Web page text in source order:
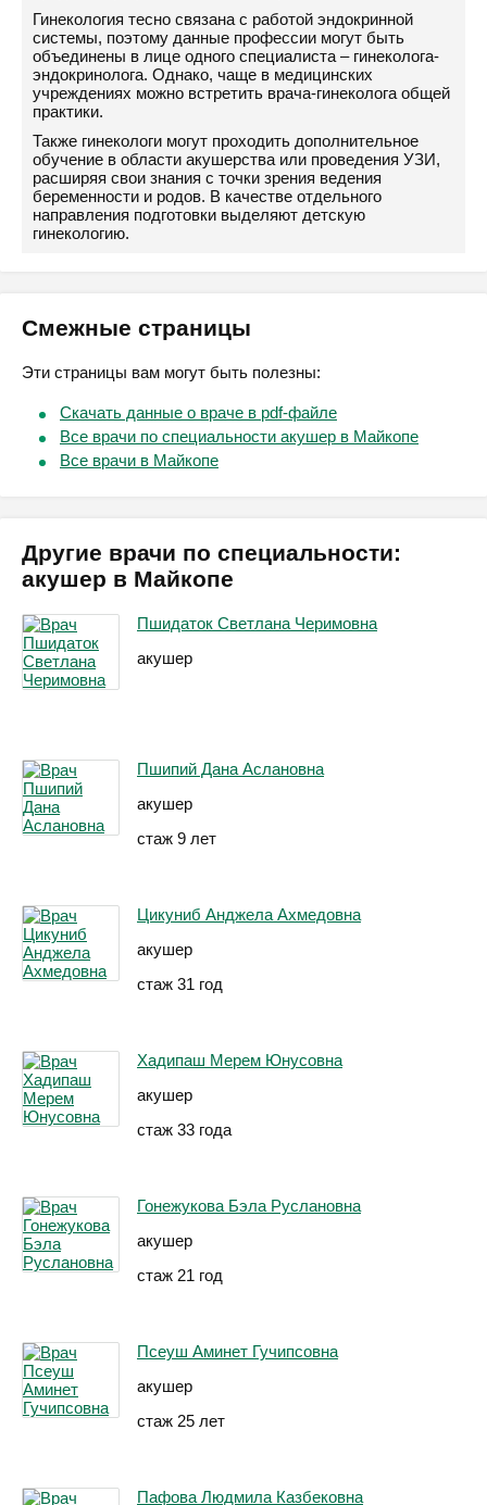
Гинекология тесно связана с работой эндокринной
системы, поэтому данные профессии могут быть
объединены в лице одного специалиста – гинеколога-
эндокринолога. Однако, чаще в медицинских
учреждениях можно встретить врача-гинеколога общей
практики.
Также гинекологи могут проходить дополнительное
обучение в области акушерства или проведения УЗИ,
расширяя свои знания с точки зрения ведения
беременности и родов. В качестве отдельного
направления подготовки выделяют детскую
гинекологию.
Смежные страницы
Эти страницы вам могут быть полезны:
Скачать данные о враче в pdf-файле
Все врачи по специальности акушер в Майкопе
Все врачи в Майкопе
Другие врачи по специальности:
акушер в Майкопе
Пшидаток Светлана Черимовна
акушер
Пшипий Дана Аслановна
акушер
стаж 9 лет
Цикуниб Анджела Ахмедовна
акушер
стаж 31 год
Хадипаш Мерем Юнусовна
акушер
стаж 33 года
Гонежукова Бэла Руслановна
акушер
стаж 21 год
Псеуш Аминет Гучипсовна
акушер
стаж 25 лет
Пафова Людмила Казбековна